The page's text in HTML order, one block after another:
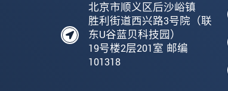
北京市顺义区后沙峪镇
胜利街道西兴路3号院（联
东U谷蓝贝科技园）
19号楼2层201室 邮编
101318